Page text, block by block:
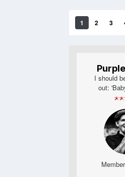
1 2 3
I should
out: